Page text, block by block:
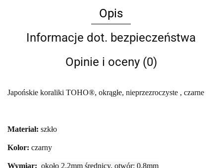
Opis
Informacje dot. bezpieczeństwa
Opinie i oceny (0)
Japońskie koraliki TOHO®, okrągłe, nieprzezroczyste , czarne
Materiał: szkło
Kolor: czarny
Wymiar: około 2.2mm średnicy, otwór: 0.8mm